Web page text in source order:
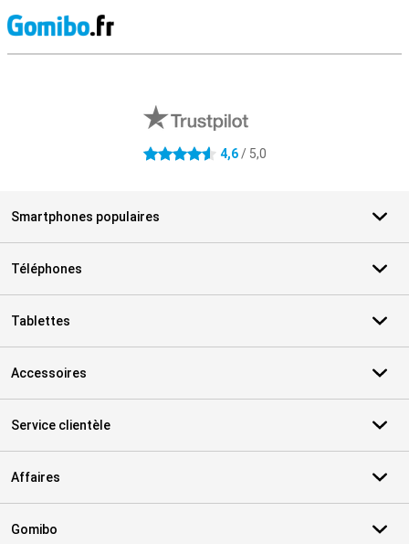
4.6 étoiles 4,6/ 5,0
Smartphones populaires
Téléphones
Tablettes
Accessoires
Service clientèle
Affaires
Gomibo